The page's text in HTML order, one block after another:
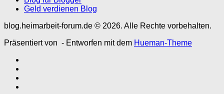
Geld verdienen Blog
blog.heimarbeit-forum.de © 2026. Alle Rechte vorbehalten.
Präsentiert von - Entworfen mit dem Hueman-Theme